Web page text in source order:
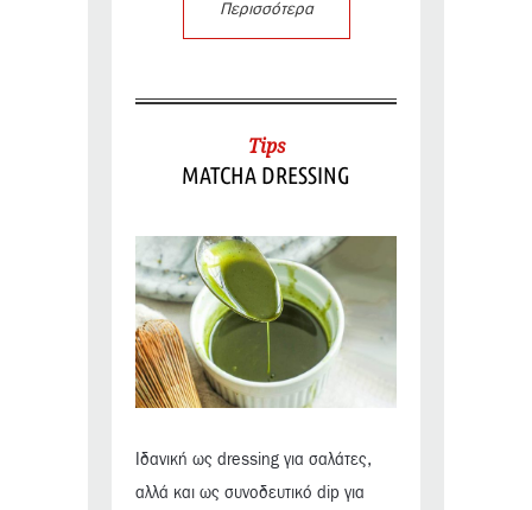
Περισσότερα
Tips
MATCHA DRESSING
Ιδανική ως dressing για σαλάτες,
αλλά και ως συνοδευτικό dip για